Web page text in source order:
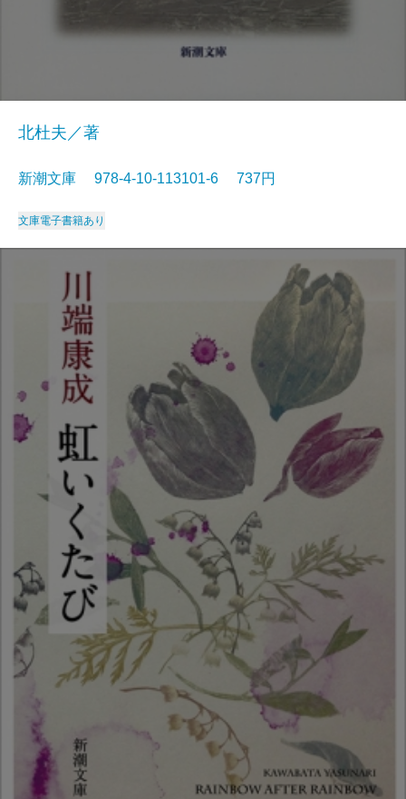
北杜夫／著
新潮文庫 978-4-10-113101-6 737円
文庫電子書籍あり